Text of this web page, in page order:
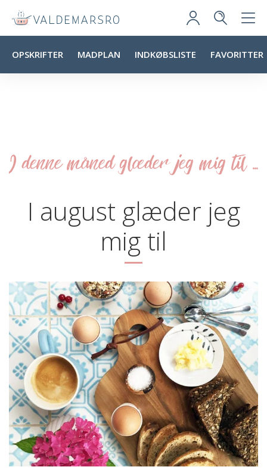
OPSKRIFTER MADPLAN INDKØBSLISTE FAVORITTER
I denne måned glæder jeg mig til ...
I august glæder jeg
mig til